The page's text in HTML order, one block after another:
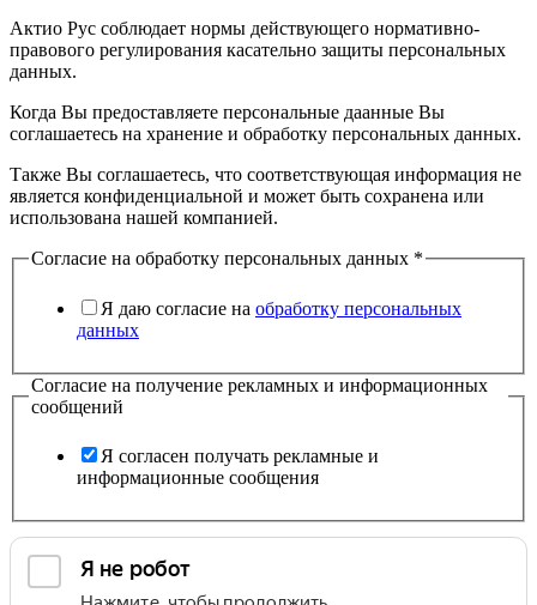
Актио Рус соблюдает нормы действующего нормативно-
правового регулирования касательно защиты персональных
данных.
Когда Вы предоставляете персональные даанные Вы
соглашаетесь на хранение и обработку персональных данных.
Также Вы соглашаетесь, что соответствующая информация не
является конфиденциальной и может быть сохранена или
использована нашей компанией.
Согласие на обработку персональных данных *
Я даю согласие на обработку персональных
данных
Согласие на получение рекламных и информационных
сообщений
Я согласен получать рекламные и
информационные сообщения